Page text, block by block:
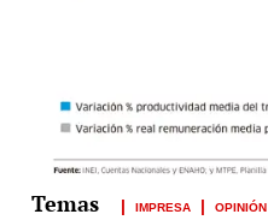
IMPRESA OPINIÓN